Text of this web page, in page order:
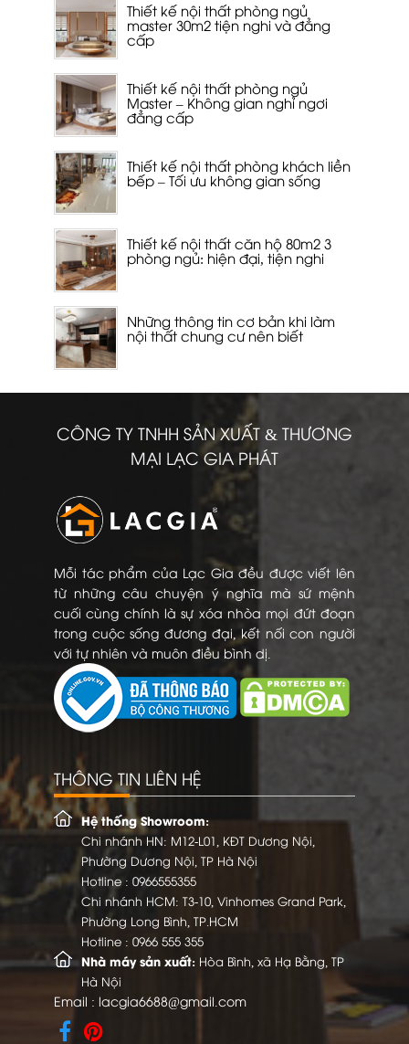
Thiết kế nội thất phòng ngủ
master 30m2 tiện nghi và đẳng
cấp
Thiết kế nội thất phòng ngủ
Master – Không gian nghỉ ngơi
đẳng cấp
Thiết kế nội thất phòng khách liền
bếp – Tối ưu không gian sống
Thiết kế nội thất căn hộ 80m2 3
phòng ngủ: hiện đại, tiện nghi
Những thông tin cơ bản khi làm
nội thất chung cư nên biết
CÔNG TY TNHH SẢN XUẤT & THƯƠNG
MẠI LẠC GIA PHÁT
Mỗi tác phẩm của Lạc Gia đều được viết lên
từ những câu chuyện ý nghĩa mà sứ mệnh
cuối cùng chính là sự xóa nhòa mọi đứt đoạn
trong cuộc sống đương đại, kết nối con người
với tự nhiên và muôn điều bình dị.
THÔNG TIN LIÊN HỆ
Hệ thống Showroom:
Chi nhánh HN: M12-L01, KĐT Dương Nội,
Phường Dương Nội, TP Hà Nội
Hotline : 0966555355
Chi nhánh HCM: T3-10, Vinhomes Grand Park,
Phường Long Bình, TP.HCM
Hotline : 0966 555 355
Nhà máy sản xuất: Hòa Bình, xã Hạ Bằng, TP
Hà Nội
Email : lacgia6688@gmail.com